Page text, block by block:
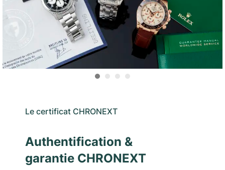
Le certificat CHRONEXT
Authentification &
garantie CHRONEXT